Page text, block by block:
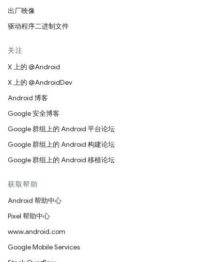
出厂映像
驱动程序二进制文件
关注
X 上的 @Android
X 上的 @AndroidDev
Android 博客
Google 安全博客
Google 群组上的 Android 平台论坛
Google 群组上的 Android 构建论坛
Google 群组上的 Android 移植论坛
获取帮助
Android 帮助中心
Pixel 帮助中心
www.android.com
Google Mobile Services